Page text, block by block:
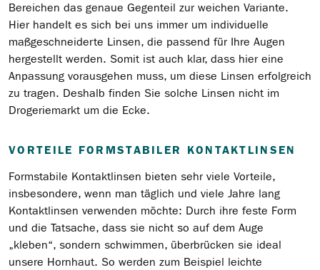
Bereichen das genaue Gegenteil zur weichen Variante.
Hier handelt es sich bei uns immer um individuelle
maßgeschneiderte Linsen, die passend für Ihre Augen
hergestellt werden. Somit ist auch klar, dass hier eine
Anpassung vorausgehen muss, um diese Linsen erfolgreich
zu tragen. Deshalb finden Sie solche Linsen nicht im
Drogeriemarkt um die Ecke.
VORTEILE FORMSTABILER KONTAKTLINSEN
Formstabile Kontaktlinsen bieten sehr viele Vorteile,
insbesondere, wenn man täglich und viele Jahre lang
Kontaktlinsen verwenden möchte: Durch ihre feste Form
und die Tatsache, dass sie nicht so auf dem Auge
„kleben“, sondern schwimmen, überbrücken sie ideal
unsere Hornhaut. So werden zum Beispiel leichte